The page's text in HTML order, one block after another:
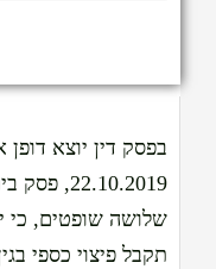
בפסק דין יוצא
שלושה שופטים, כי
תקבל פיצוי כספי